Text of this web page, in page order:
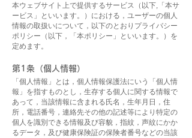
本ウェブサイト上で提供するサービス（以下,「本サ
ービス」といいます。）における，ユーザーの個人
情報の取扱いについて，以下のとおりプライバシー
ポリシー（以下，「本ポリシー」といいます。）を
定めます。
第1条（個人情報）
「個人情報」とは，個人情報保護法にいう「個人情
報」を指すものとし，生存する個人に関する情報で
あって，当該情報に含まれる氏名，生年月日，住
所，電話番号，連絡先その他の記述等により特定の
個人を識別できる情報及び容貌，指紋，声紋にかか
るデータ，及び健康保険証の保険者番号などの当該